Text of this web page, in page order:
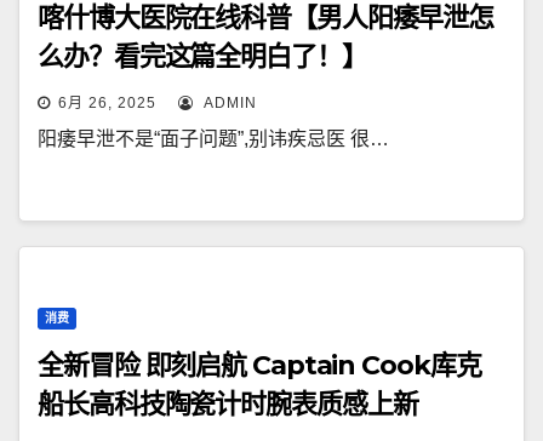
喀什博大医院在线科普【男人阳痿早泄怎
么办？看完这篇全明白了！】
6月 26, 2025 ADMIN
阳痿早泄不是“面子问题”,别讳疾忌医 很…
消费
全新冒险 即刻启航 Captain Cook库克
船长高科技陶瓷计时腕表质感上新